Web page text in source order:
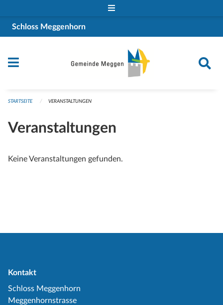
Schloss Meggenhorn
STARTSEITE VERANSTALTUNGEN
Veranstaltungen
Keine Veranstaltungen gefunden.
Kontakt
Schloss Meggenhorn
Meggenhornstrasse